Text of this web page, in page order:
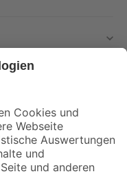
mehr verpassen!